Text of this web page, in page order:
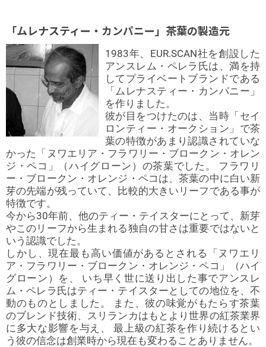
「ムレナスティー・カンパニー」茶葉の製造元
1983年、EUR.SCAN社を創設した
アンスレム・ペレラ氏は、満を持
してプライベートブランドである
「ムレナスティー・カンパニー」
を作りました。
彼が目をつけたのは、当時「セイ
ロンティー・オークション」で茶
葉の特徴があまり認識されていな
かった「ヌワエリア・フラワリー・ブロークン・オレン
ジ・ペコ」（ハイグローン）の茶葉でした。 フラワリ
ー・ブロークン・オレンジ・ペコは、茶葉の中に白い新
芽の先端が残っていて、比較的大きいリーフである事が
特徴です。
今から30年前、他のティー・テイスターにとって、新芽
やこのリーフから生まれる独自の甘さは重要ではないと
いう認識でした。
しかし、現在最も高い価値があるとされる「ヌワエリ
ア・フラワリー・ブロークン・オレンジ・ペコ」（ハイ
グローン）を、 いち早く世に送り出した事でアンスレ
ム・ペレラ氏はティー・テイスターとしての地位を、不
動のものとしました。 また、彼の味覚がもたらす茶葉
のブレンド技術、スリランカはもとより世界の紅茶業界
に多大な影響を与え、 最上級の紅茶を作り続けるとい
う彼の信念は創業時から現在も変わることありません。